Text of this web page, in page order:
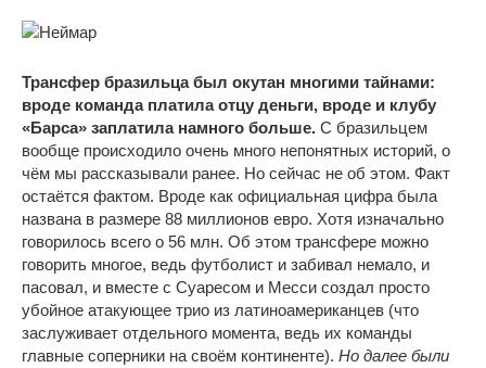
Трансфер бразильца был окутан многими тайнами:
вроде команда платила отцу деньги, вроде и клубу
«Барса» заплатила намного больше. С бразильцем
вообще происходило очень много непонятных историй, о
чём мы рассказывали ранее. Но сейчас не об этом. Факт
остаётся фактом. Вроде как официальная цифра была
названа в размере 88 миллионов евро. Хотя изначально
говорилось всего о 56 млн. Об этом трансфере можно
говорить многое, ведь футболист и забивал немало, и
пасовал, и вместе с Суаресом и Месси создал просто
убойное атакующее трио из латиноамериканцев (что
заслуживает отдельного момента, ведь их команды
главные соперники на своём континенте). Но далее были